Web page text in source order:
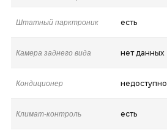
Штатный парктроник есть
Камера заднего вида нет данных
Кондиционер недоступно
Климат-контроль есть